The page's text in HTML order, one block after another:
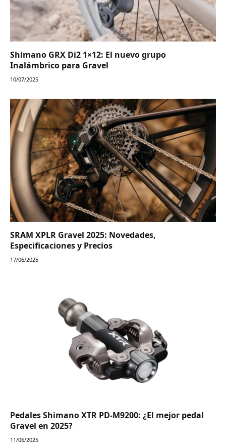
Shimano GRX Di2 1×12: El nuevo grupo
Inalámbrico para Gravel
10/07/2025
SRAM XPLR Gravel 2025: Novedades,
Especificaciones y Precios
17/06/2025
Pedales Shimano XTR PD-M9200: ¿El mejor pedal
Gravel en 2025?
11/06/2025